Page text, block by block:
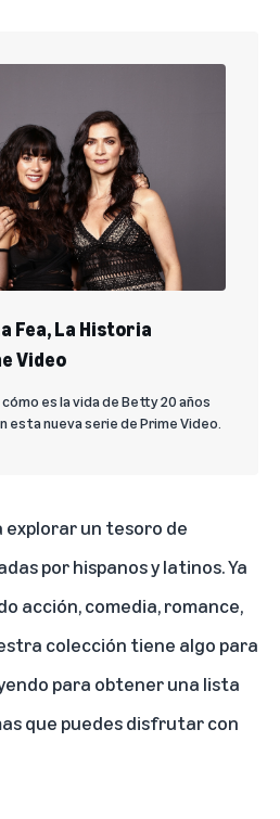
Fea, La Historia
Video
es la vida de Betty 20 años
esta nueva serie de Prime Video.
explorar un tesoro de
por hispanos y latinos. Ya
acción, comedia, romance,
colección tiene algo para
para obtener una lista
que puedes disfrutar con